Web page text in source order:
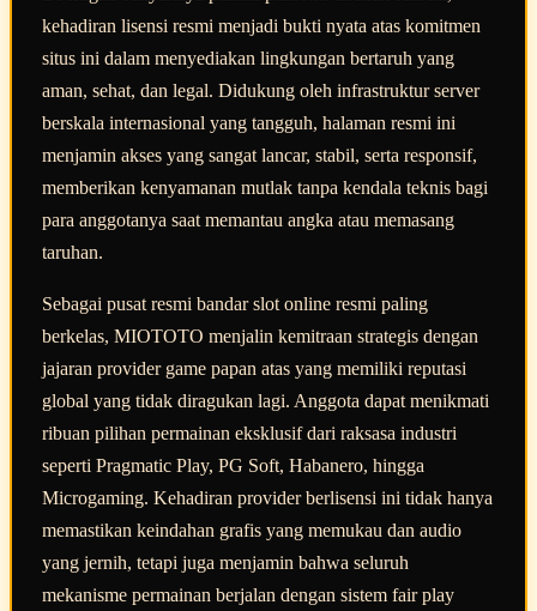
kehadiran lisensi resmi menjadi bukti nyata atas komitmen
situs ini dalam menyediakan lingkungan bertaruh yang
aman, sehat, dan legal. Didukung oleh infrastruktur server
berskala internasional yang tangguh, halaman resmi ini
menjamin akses yang sangat lancar, stabil, serta responsif,
memberikan kenyamanan mutlak tanpa kendala teknis bagi
para anggotanya saat memantau angka atau memasang
taruhan.
Sebagai pusat resmi bandar slot online resmi paling
berkelas, MIOTOTO menjalin kemitraan strategis dengan
jajaran provider game papan atas yang memiliki reputasi
global yang tidak diragukan lagi. Anggota dapat menikmati
ribuan pilihan permainan eksklusif dari raksasa industri
seperti Pragmatic Play, PG Soft, Habanero, hingga
Microgaming. Kehadiran provider berlisensi ini tidak hanya
memastikan keindahan grafis yang memukau dan audio
yang jernih, tetapi juga menjamin bahwa seluruh
mekanisme permainan berjalan dengan sistem fair play